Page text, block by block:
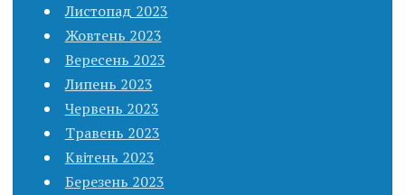
Листопад 2023
Жовтень 2023
Вересень 2023
Липень 2023
Червень 2023
Травень 2023
Квітень 2023
Березень 2023